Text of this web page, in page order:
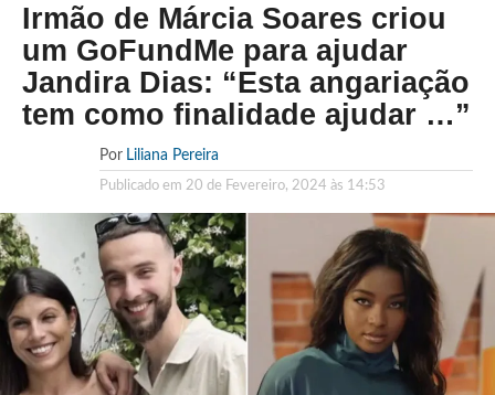
Irmão de Márcia Soares criou
um GoFundMe para ajudar
Jandira Dias: “Esta angariação
tem como finalidade ajudar …”
Por Liliana Pereira
Publicado em 20 de Fevereiro, 2024 às 14:53